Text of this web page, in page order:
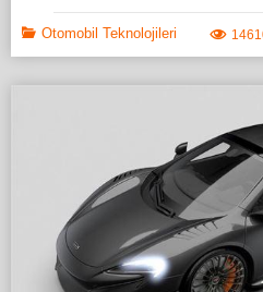
Otomobil Teknolojileri